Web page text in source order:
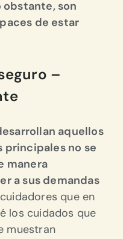
obstante, son
de estar
–
aquellos
principales no se
manera
a sus demandas
que en
los cuidados que
muestran